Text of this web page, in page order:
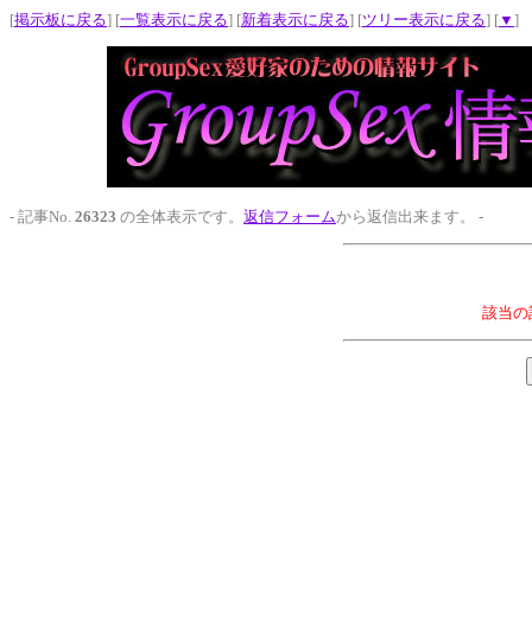
[掲示板に戻る] [一覧表示に戻る] [新着表示に戻る] [ツリー表示に戻る] [▼ ]
- 記事No. 26323 の全体表示です。 返信フォームから返信出来ます。 -
該当の